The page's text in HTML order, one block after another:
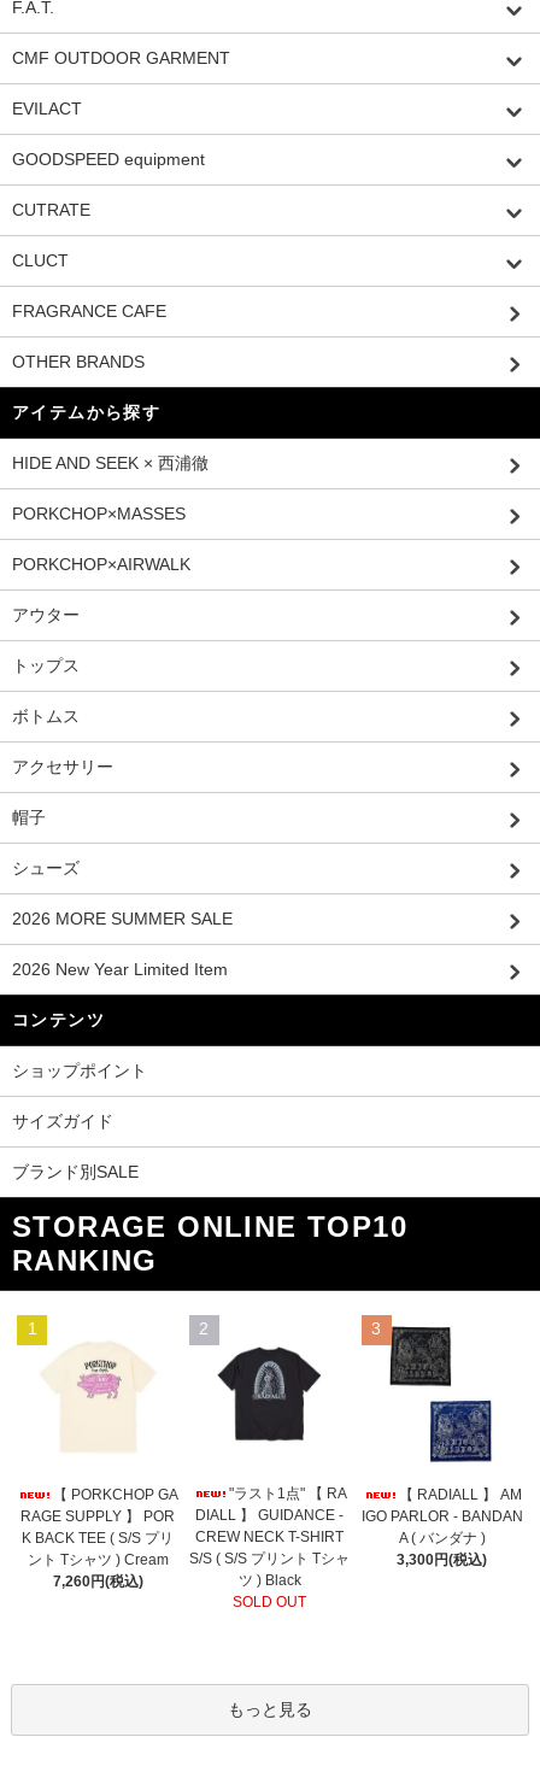
F.A.T.
CMF OUTDOOR GARMENT
EVILACT
GOODSPEED equipment
CUTRATE
CLUCT
FRAGRANCE CAFE
OTHER BRANDS
アイテムから探す
HIDE AND SEEK × 西浦徹
PORKCHOP×MASSES
PORKCHOP×AIRWALK
アウター
トップス
ボトムス
アクセサリー
帽子
シューズ
2026 MORE SUMMER SALE
2026 New Year Limited Item
コンテンツ
ショップポイント
サイズガイド
ブランド別SALE
STORAGE ONLINE TOP10
RANKING
1
【 PORKCHOP GA
RAGE SUPPLY 】 POR
K BACK TEE ( S/S プリ
ント Tシャツ ) Cream
7,260円(税込)
2
"ラスト1点" 【 RA
DIALL 】 GUIDANCE -
CREW NECK T-SHIRT
S/S ( S/S プリント Tシャ
ツ ) Black
SOLD OUT
3
【 RADIALL 】 AM
IGO PARLOR - BANDAN
A ( バンダナ )
3,300円(税込)
もっと見る